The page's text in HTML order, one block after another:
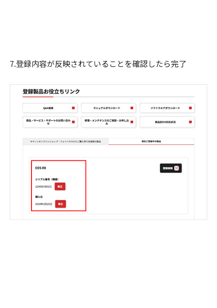
7.登録内容が反映されていることを確認したら完了